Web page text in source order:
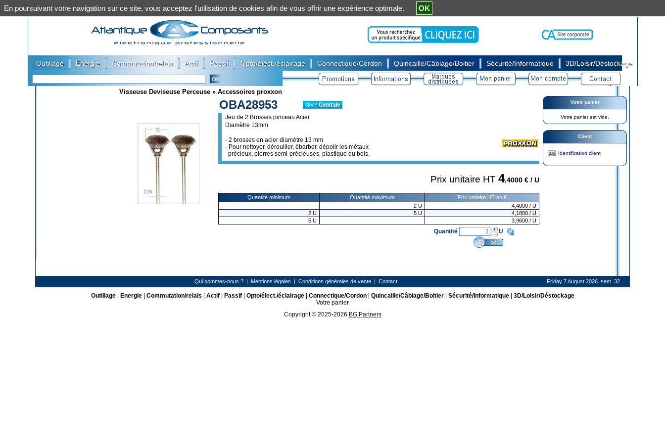
Outillage Energie Commutation/relais Actif Passif Opto/élect./éclairage Connectique/Cordon Quincaille/Câblage/Boitier Sécurité/Informatique 3D/Loisir/Déstockage
Visseuse Deviseuse Perceuse » Accessoires proxxon
OBA28953
Jeu de 2 Brosses pinceau Acier
Diamètre 13mm
- 2 brosses en acier diamètre 13 mm
- Pour nettoyer, dérouiller, ébarber, dépolir les métaux
précieux, pierres semi-précieuses, plastique ou bois.
Prix unitaire HT 4,4000 € / U
Quantité minimum Quantité maximum
Prix unitaire HT en €
2 U 4,4000 / U
2 U 5 U 4,1800 / U
5 U 3,9600 / U
Quantité U
Votre panier
Votre panier est vide.
Client
Identification client
Qui sommes-nous ? | Mentions légales | Conditions générales de vente | Contact Friday 7 August 2026. sem. 32
Outillage| Energie| Commutation/relais Actif| Passif| Opto/élect./éclairage| Connectique/Cordon| Quincaille/Câblage/Boitier| Sécurité/Informatique| 3D/Loisir/Déstockage
Votre panier
Copyright © 2025-2026 BG Partners
En poursuivant votre navigation sur ce site, vous acceptez l'utilisation de cookies afin de vous offrir une expérience optimale. OK